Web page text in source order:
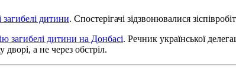
дитини. Спостерігачі зідзвонювалися
загибелі дитини на Донбасі. Речник української
а не через обстріл.